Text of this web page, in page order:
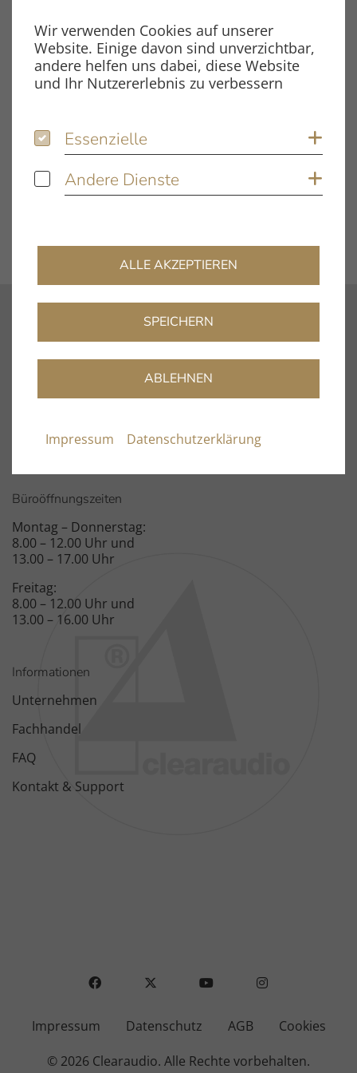
Dateigröße
1.39 MB
Concerto V2 Testbericht
info@clearaudio.de
Fon: +49 9131 – 40300100
Fax: +49 9131 – 51683
Spardorfer Straße 150
91054 Erlangen
Büroöffnungszeiten
Montag – Donnerstag:
8.00 – 12.00 Uhr und
13.00 – 17.00 Uhr
Freitag:
8.00 – 12.00 Uhr und
13.00 – 16.00 Uhr
Informationen
Unternehmen
Fachhandel
FAQ
Kontakt & Support
FACEBOOK
X YOUTUBEINSTAGRAM
Impressum Datenschutz AGB
Cookies
© 2026 Clearaudio. Alle Rechte vorbehalten.
Wir verwenden Cookies auf unserer
Website. Einige davon sind unverzichtbar,
andere helfen uns dabei, diese Website
und Ihr Nutzererlebnis zu verbessern
Essenzielle
Essenzielle
Andere Dienste
Andere Dienste
ALLE AKZEPTIEREN
SPEICHERN
ABLEHNEN
Impressum Datenschutzerklärung